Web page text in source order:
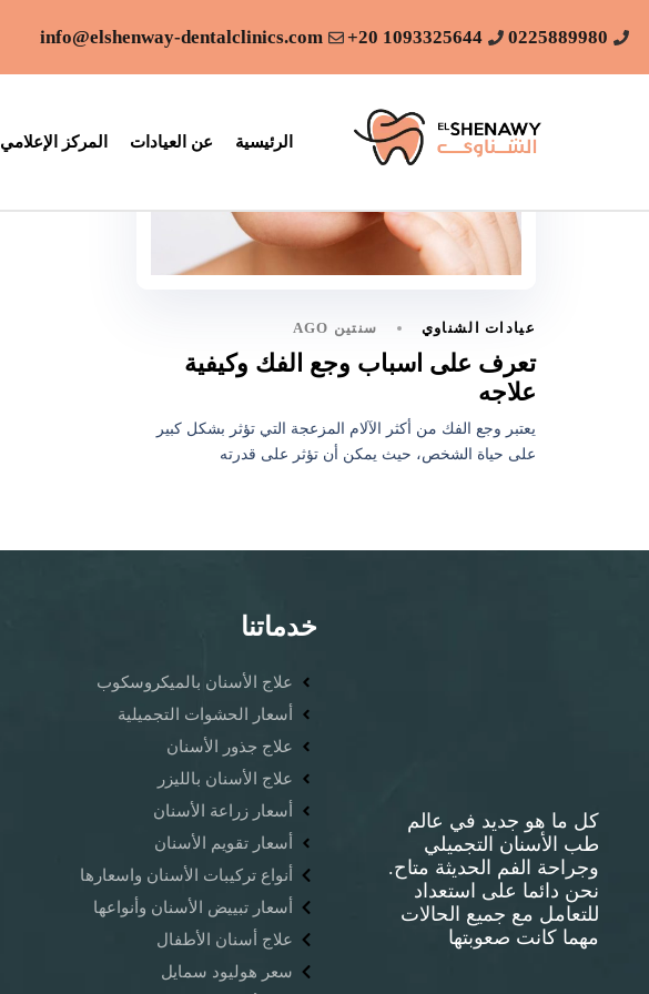
0225889980
1093325644 20+
info@elshenway-dentalclinics.com
الرئيسية عن العيادات المركز الإعلامي
عيادات الشناوي سنتين AGO
تعرف على اسباب وجع الفك وكيفية
علاجه
يعتبر وجع الفك من أكثر الآلام المزعجة التي تؤثر بشكل كبير
على حياة الشخص، حيث يمكن أن تؤثر على قدرته
كل ما هو جديد في عالم
طب الأسنان التجميلي
وجراحة الفم الحديثة متاح.
نحن دائما على استعداد
للتعامل مع جميع الحالات
مهما كانت صعوبتها
خدماتنا
علاج الأسنان بالميكروسكوب
أسعار الحشوات التجميلية
علاج جذور الأسنان
علاج الأسنان بالليزر
أسعار زراعة الأسنان
أسعار تقويم الأسنان
أنواع تركيبات الأسنان واسعارها
أسعار تبييض الأسنان وأنواعها
علاج أسنان الأطفال
سعر هوليود سمايل